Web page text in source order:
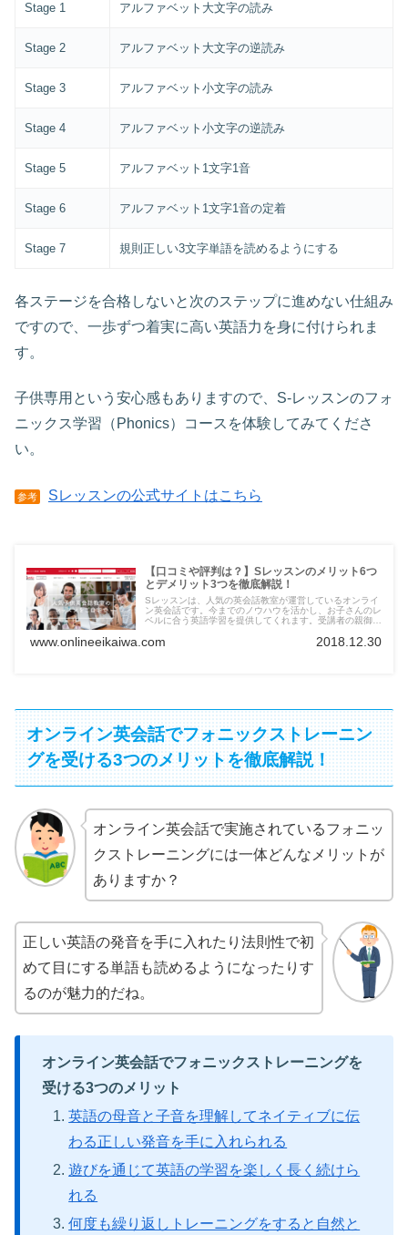
Stage 1 アルファベット大文字の読み
Stage 2 アルファベット大文字の逆読み
Stage 3 アルファベット小文字の読み
Stage 4 アルファベット小文字の逆読み
Stage 5 アルファベット1文字1音
Stage 6 アルファベット1文字1音の定着
Stage 7 規則正しい3文字単語を読めるようにする
各ステージを合格しないと次のステップに進めない仕組み
ですので、一歩ずつ着実に高い英語力を身に付けられま
す。
子供専用という安心感もありますので、S-レッスンのフォ
ニックス学習（Phonics）コースを体験してみてくださ
い。
参考 Sレッスンの公式サイトはこちら
【口コミや評判は？】Sレッスンのメリット6つ
とデメリット3つを徹底解説！
Sレッスンは、人気の英会話教室が運営しているオンライ
ン英会話です。今までのノウハウを活かし、お子さんのレ
ベルに合う英語学習を提供してくれます。受講者の親御さ
前に目を通しておきましょう。
www.onlineeikaiwa.com 2018.12.30
オンライン英会話でフォニックストレーニン
グを受ける3つのメリットを徹底解説！
オンライン英会話で実施されているフォニッ
クストレーニングには一体どんなメリットが
ありますか？
正しい英語の発音を手に入れたり法則性で初
めて目にする単語も読めるようになったりす
るのが魅力的だね。
オンライン英会話でフォニックストレーニングを
受ける3つのメリット
英語の母音と子音を理解してネイティブに伝
わる正しい発音を手に入れられる
遊びを通じて英語の学習を楽しく長く続けら
れる
何度も繰り返しトレーニングをすると自然と